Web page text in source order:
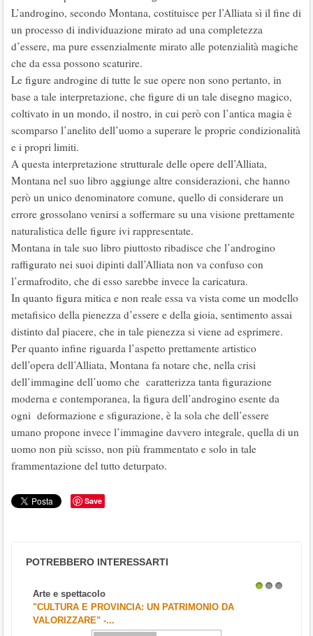
L’androgino, secondo Montana, costituisce per l’Alliata sì il fine di
un processo di individuazione mirato ad una completezza
d’essere, ma pure essenzialmente mirato alle potenzialità magiche
che da essa possono scaturire.
Le figure androgine di tutte le sue opere non sono pertanto, in
base a tale interpretazione, che figure di un tale disegno magico,
coltivato in un mondo, il nostro, in cui però con l’antica magia è
scomparso l’anelito dell’uomo a superare le proprie condizionalità
e i propri limiti.
A questa interpretazione strutturale delle opere dell’Alliata,
Montana nel suo libro aggiunge altre considerazioni, che hanno
però un unico denominatore comune, quello di considerare un
errore grossolano venirsi a soffermare su una visione prettamente
naturalistica delle figure ivi rappresentate.
Montana in tale suo libro piuttosto ribadisce che l’androgino
raffigurato nei suoi dipinti dall’Alliata non va confuso con
l’ermafrodito, che di esso sarebbe invece la caricatura.
In quanto figura mitica e non reale essa va vista come un modello
metafisico della pienezza d’essere e della gioia, sentimento assai
distinto dal piacere, che in tale pienezza si viene ad esprimere.
Per quanto infine riguarda l’aspetto prettamente artistico
dell’opera dell’Alliata, Montana fa notare che, nella crisi
dell’immagine dell’uomo che caratterizza tanta figurazione
moderna e contemporanea, la figura dell’androgino esente da
ogni deformazione e sfigurazione, è la sola che dell’essere
umano propone invece l’immagine davvero integrale, quella di un
uomo non più scisso, non più frammentato e solo in tale
frammentazione del tutto deturpato.
Save
POTREBBERO INTERESSARTI
Arte e spettacolo
"CULTURA E PROVINCIA: UN PATRIMONIO DA
VALORIZZARE" -...